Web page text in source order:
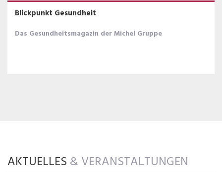
Blickpunkt Gesundheit
Das Gesundheitsmagazin der Michel Gruppe
AKTUELLES & VERANSTALTUNGEN